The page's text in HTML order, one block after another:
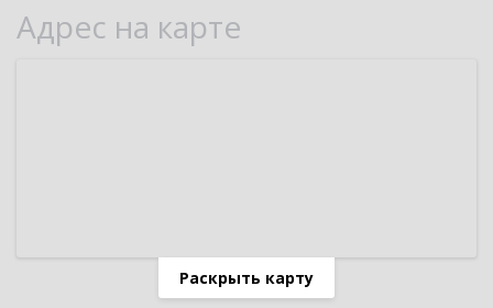
Адрес на карте
Раскрыть карту